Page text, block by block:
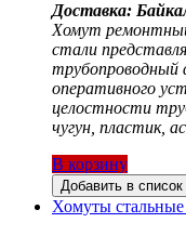
Доставка:
Хомут
стали
трубопроводный
оперативного
целостности
чугун, пластик,
В корзину
Добавить в
Хомуты